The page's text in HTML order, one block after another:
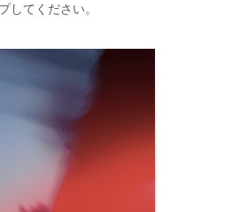
してください。